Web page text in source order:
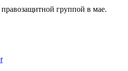
группой в мае.